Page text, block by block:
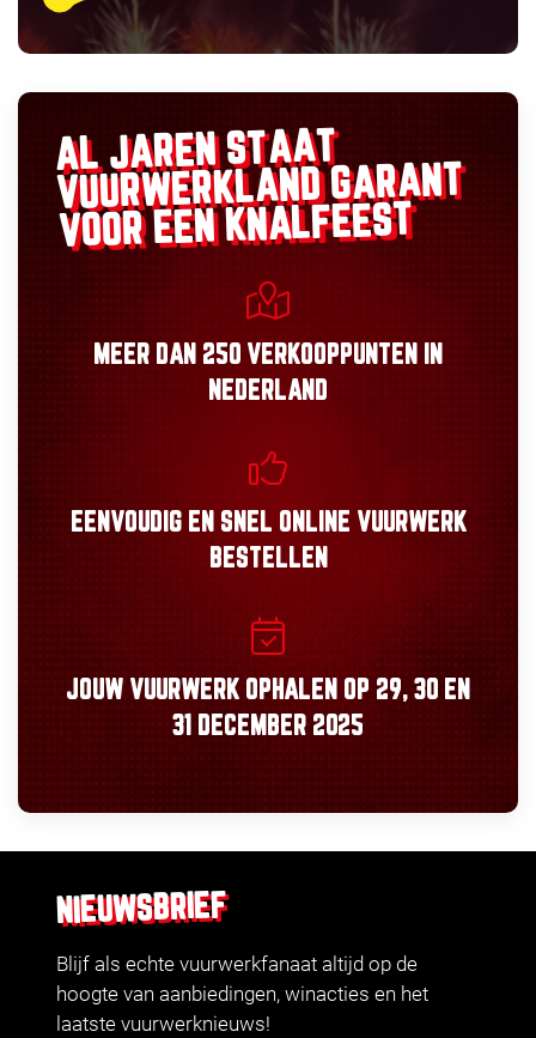
AL JAREN STAAT
VUURWERKLANDGARANT
VOOR EEN KNALFEEST
MEER DAN 250 VERKOOPPUNTEN
IN
NEDERLAND
EENVOUDIGEN SNEL ONLINE VUURWERK
BESTELLEN
JOUW VUURWERK OPHALEN OP 29, 30 EN
31 DECEMBER 2025
NIEUWSBRIEF
Blijf als echte vuurwerkfanaat altijd op de
hoogte van aanbiedingen, winacties en het
laatste vuurwerknieuws!